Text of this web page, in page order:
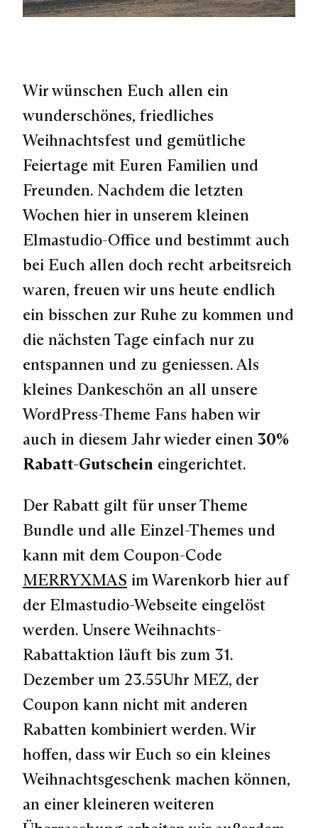
Wir wünschen Euch allen ein
wunderschönes, friedliches
Weihnachtsfest und gemütliche
Feiertage mit Euren Familien und
Freunden. Nachdem die letzten
Wochen hier in unserem kleinen
Elmastudio-Office und bestimmt auch
bei Euch allen doch recht arbeitsreich
waren, freuen wir uns heute endlich
ein bisschen zur Ruhe zu kommen und
die nächsten Tage einfach nur zu
entspannen und zu geniessen. Als
kleines Dankeschön an all unsere
WordPress-Theme Fans haben wir
auch in diesem Jahr wieder einen 30%
Rabatt-Gutschein eingerichtet.
Der Rabatt gilt für unser Theme
Bundle und alle Einzel-Themes und
kann mit dem Coupon-Code
MERRYXMAS im Warenkorb hier auf
der Elmastudio-Webseite eingelöst
werden. Unsere Weihnachts-
Rabattaktion läuft bis zum 31.
Dezember um 23.55Uhr MEZ, der
Coupon kann nicht mit anderen
Rabatten kombiniert werden. Wir
hoffen, dass wir Euch so ein kleines
Weihnachtsgeschenk machen können,
an einer kleineren weiteren